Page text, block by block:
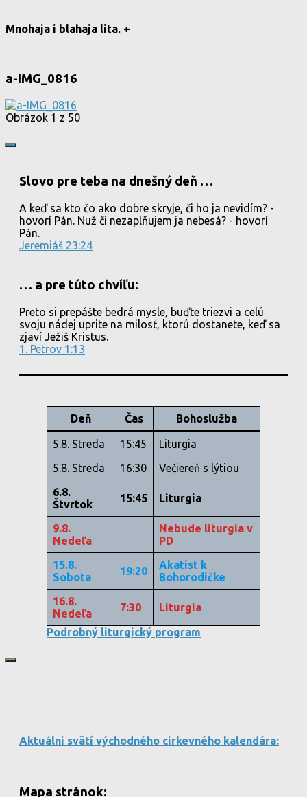
Mnohaja i blahaja lita. +
a-IMG_0816
Obrázok 1 z 50
Slovo pre teba na dnešný deň …
A keď sa kto čo ako dobre skryje, či ho ja nevidím? -
hovorí Pán. Nuž či nezaplňujem ja nebesá? - hovorí
Pán.
Jeremiáš 23:24
… a pre túto chvíľu:
Preto si prepášte bedrá mysle, buďte triezvi a celú
svoju nádej uprite na milosť, ktorú dostanete, keď sa
zjaví Ježiš Kristus.
1. Petrov 1:13
Deň Čas Bohoslužba
5.8. Streda 15:45
Liturgia
5.8. Streda
16:30
Večiereň s lýtiou
6.8.
Štvrtok
15:45 Liturgia
9.8.
Nedeľa
Nebude liturgia v
PD
15.8.
Sobota
19:20
Akatist k
Bohorodičke
16.8.
Nedeľa
7:30
Liturgia
Podrobný liturgický program
Aktuálni svätí východného cirkevného kalendára:
Mapa stránok: